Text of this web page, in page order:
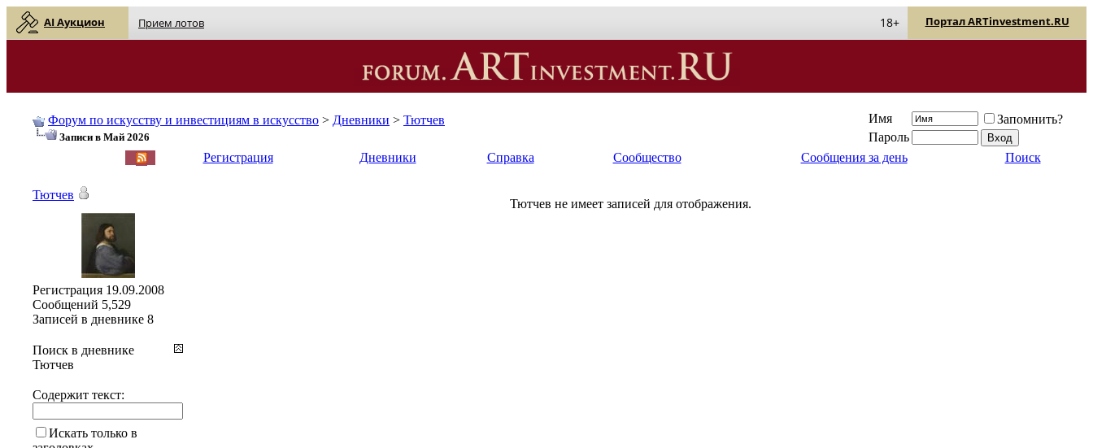
AI Аукцион Прием лотов Портал ARTinvestment.RU
18+
Форум по искусству и инвестициям в искусство > Дневники > Тютчев
Записи в Май 2026
Имя
Запомнить?
Пароль
Регистрация Дневники Справка Сообщество Сообщения за день Поиск
Тютчев не имеет записей для отображения.
Тютчев
Регистрация 19.09.2008
Сообщений 5,529
Записей в дневнике 8
Поиск в дневнике
Тютчев
Содержит текст:
Искать только в